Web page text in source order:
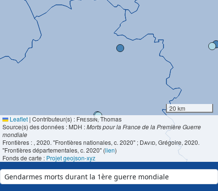
20 km
Leaflet | Contributeur(s) : Fressin, Thomas
Source(s) des données : MDH :Morts pour la France de la Première Guerre
mondiale
Frontières : , 2020. "Frontières nationales, c. 2020" ; David, Grégoire, 2020.
"Frontières départementales, c. 2020" (lien)
Fonds de carte : Projet geojson-xyz